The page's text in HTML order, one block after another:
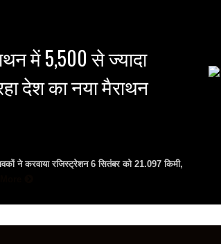
में 5,500 से ज्यादा
देश का नया मैराथन
ने करवाया रजिस्ट्रेशन 6 सितंबर को 21.097 किमी,